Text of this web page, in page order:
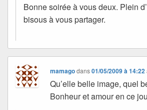
Bonne soirée à vous deux. Plein
bisous à vous partager.
mamagodans01/05/2009 à 14:22
Qu’elle belle image, quel
Bonheur et amour en ce